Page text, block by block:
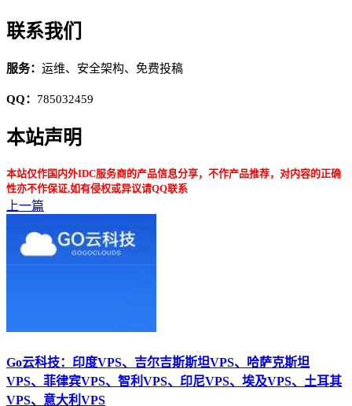
联系我们
服务： 运维、安全架构、免费投稿
QQ： 785032459
本站声明
本站仅作国内外IDC服务商的产品信息分享，不作产品推荐，对内容的正确
性亦不作保证,如有侵权或异议请QQ联系
上一篇
Go云科技：印度VPS、吉尔吉斯斯坦VPS、哈萨克斯坦
VPS、菲律宾VPS、智利VPS、印尼VPS、埃及VPS、土耳其
VPS、意大利VPS